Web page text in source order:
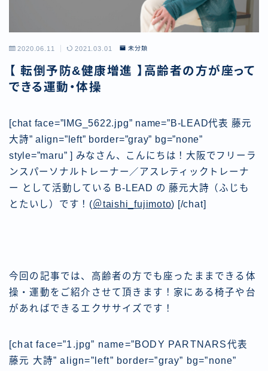
2020.06.11 2021.03.01 未分類
【 転倒予防&健康増進 】高齢者の方が座って
できる運動・体操
[chat face=”IMG_5622.jpg” name=”B-LEAD代表 藤元
大詩” align=”left” border=”gray” bg=”none”
style=”maru” ] みなさん、こんにちは！大阪でフリーラ
ンスパーソナルトレーナー／アスレティックトレーナ
ー として活動している B-LEAD の 藤元大詩（ふじも
とたいし）です！(＠taishi_fujimoto) [/chat]
今回の記事では、高齢者の方でも座ったままできる体
操・運動をご紹介させて頂きます！家にある椅子や台
があればできるエクササイズです！
[chat face=”1.jpg” name=”BODY PARTNARS代表
藤元 大詩” align=”left” border=”gray” bg=”none”